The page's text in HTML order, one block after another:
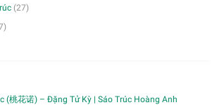
(27)
(桃花诺) – Đặng Tử Kỳ | Sáo Trúc Hoàng Anh